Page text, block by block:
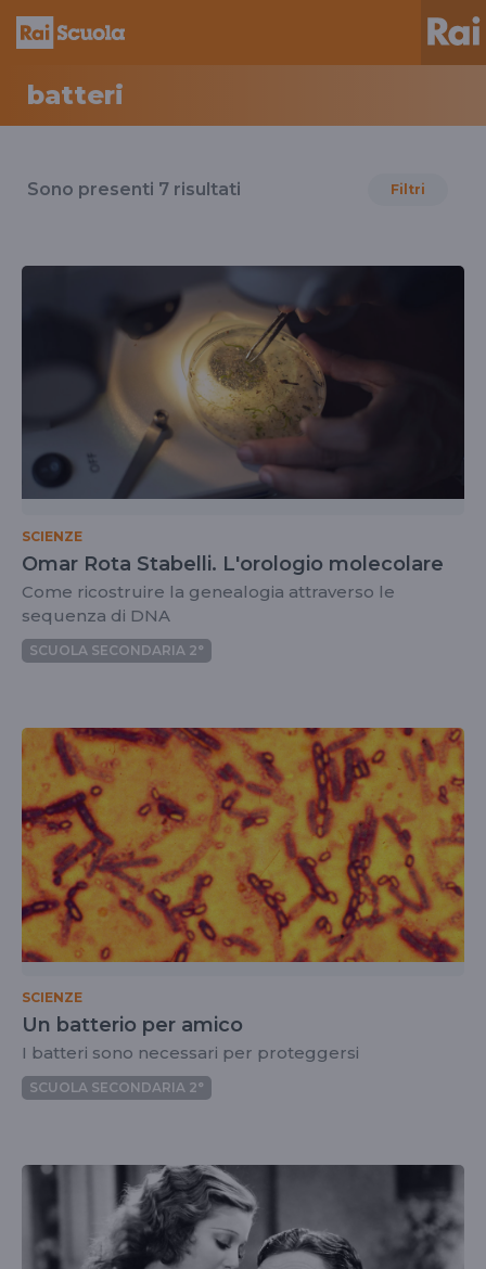
batteri
il
batteri
Sono presenti 7 risultati Filtri
SCIENZE
Omar Rota Stabelli. L'orologio molecolare
Come ricostruire la genealogia attraverso le
sequenza di DNA
SCUOLA SECONDARIA 2°
SCIENZE
Un batterio per amico
I batteri sono necessari per proteggersi
SCUOLA SECONDARIA 2°